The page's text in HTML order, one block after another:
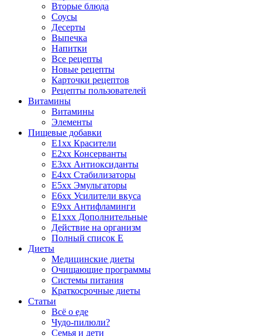
Вторые блюда
Соусы
Десерты
Выпечка
Напитки
Все рецепты
Новые рецепты
Карточки рецептов
Рецепты пользователей
Витамины
Витамины
Элементы
Пищевые добавки
E1xx Красители
E2xx Консерванты
E3xx Антиоксиданты
E4xx Стабилизаторы
E5xx Эмульгаторы
E6xx Усилители вкуса
E9xx Антифламинги
E1xxx Дополнительные
Действие на организм
Полный список E
Диеты
Медицинские диеты
Очищающие программы
Системы питания
Краткосрочные диеты
Статьи
Всё о еде
Чудо-пилюли?
Семья и дети